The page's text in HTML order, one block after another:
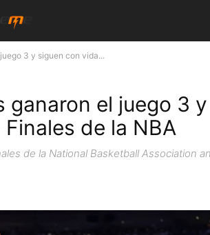
3 y siguen con vida...
ganaron el juego 3 y
de la NBA
de la National Basketball Association